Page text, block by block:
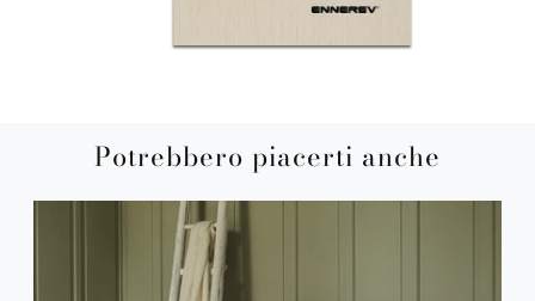
Potrebbero piacerti anche